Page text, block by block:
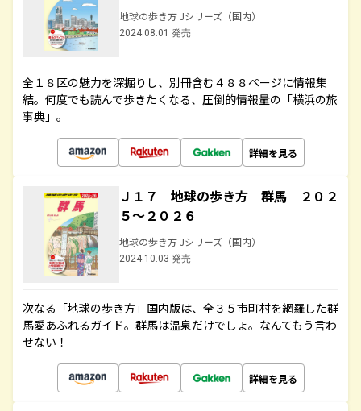
地球の歩き方 Jシリーズ（国内）
2024.08.01 発売
全１８区の魅力を深掘りし、別冊含む４８８ページに情報集
結。何度でも読んで歩きたくなる、圧倒的情報量の「横浜の旅
事典」。
詳細を見る
Ｊ１７ 地球の歩き方 群馬 ２０２
５～２０２６
地球の歩き方 Jシリーズ（国内）
2024.10.03 発売
次なる「地球の歩き方」国内版は、全３５市町村を網羅した群
馬愛あふれるガイド。群馬は温泉だけでしょ。なんてもう言わ
せない！
詳細を見る